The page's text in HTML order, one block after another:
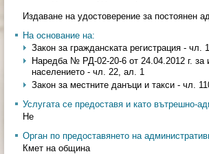
Издаване на удостоверение за постоянен
На основание на:
Закон за гражданската регистрация - чл.
Наредба № РД-02-20-6 от 24.04.2012 г. за
населението - чл. 22, ал. 1
Закон за местните данъци и такси - чл.
Услугата се предоставя и като вътрешно-
Не
Орган по предоставянето на
Кмет на община